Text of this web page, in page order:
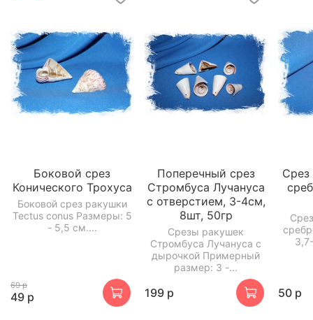
Боковой срез
Конического Трохуса
Боковой срез ракушки
Tectus conus Размеры: 5
- 5,5 см....
69 р
49 р
Поперечный срез
Стромбуса Лучануса
с отверстием, 3-4см,
8шт, 50гр
Срезы ракушек
Стромбуса Лучануса с
дырочкой Примерный
размер: 3 -...
199 р
Срез
50 р